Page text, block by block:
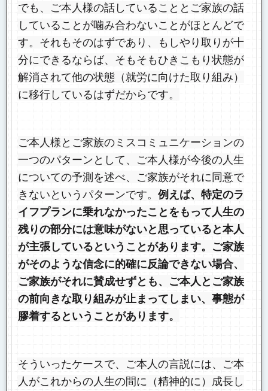
でも、ご本人様の話していることとご家族の話
していることが噛み合わないことがほとんどで
す。それもそのはずであり、もしやり取りが十
分にできるならば、そもそもひきこもり状態が
解消されて他の状態（就労に向けた取り組み）
に移行しているはずだからです。
ご本人様とご家族のミスコミュニケーションの
一つのパターンとして、ご本人様が今後の人生
についての予測を述べ、ご家族がそれに同意で
きないというパターンです。 例えば、特定のラ
イフプランに乗れなかったことをもって人生の
残りの部分には意味がないと思っていると本人
が主張しているということがあります。ご家族
がそのような信念に的確に反論できない場合、
ご家族がそれに賛成せずとも、ご本人とご家族
の前向きな取り組みが止まってしまい、事態が
膠着するということがあります。
そういったケースで、ご本人の言説には、ご本
人がこれからの人生の間に（精神的に）成長し